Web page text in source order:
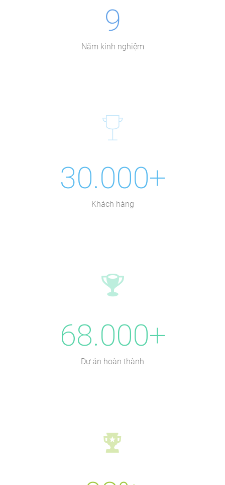
9
Năm kinh nghiệm
30.000+
Khách hàng
68.000+
Dự án hoàn thành